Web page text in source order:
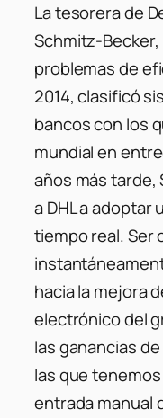
La tesorera de
Schmitz-Becker,
problemas de
2014, clasificó
bancos con los
mundial en
años más tarde,
a DHL a adoptar
tiempo real. Ser
hacia la mejora
electrónico del
las ganancias
las que
entrada manual